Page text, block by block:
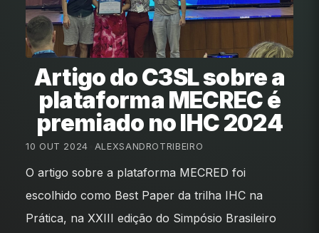
Artigo do C3SL sobre a
plataforma MECREC é
premiado no IHC 2024
10 OUT 2024 ALEXSANDROTRIBEIRO
O artigo sobre a plataforma MECRED foi
escolhido como Best Paper da trilha IHC na
Prática, na XXIII edição do Simpósio Brasileiro